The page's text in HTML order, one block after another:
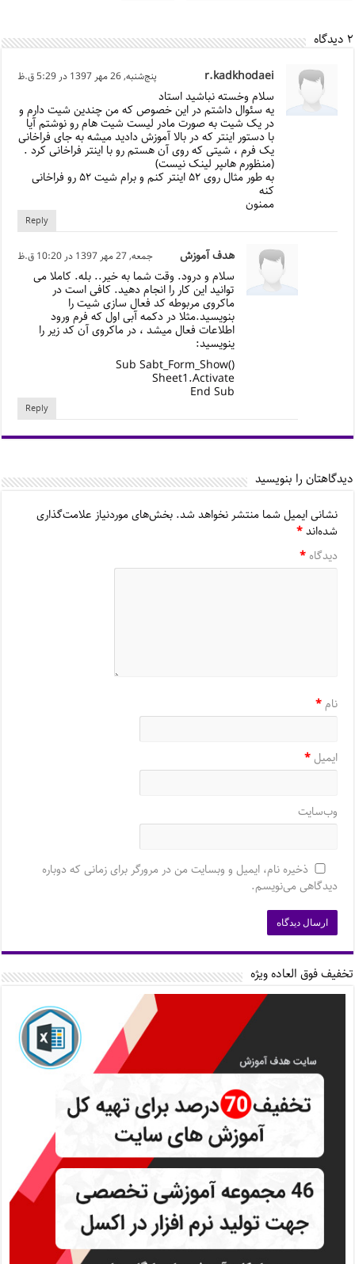
۲ دیدگاه
r.kadkhodaei پنج‌شنبه, 26 مهر 1397 در 5:29 ق.ظ
سلام وخسته نباشید استاد
یه سئوال داشتم در این خصوص که من چندین شیت دارم و
در یک شیت به صورت مادر لیست شیت هام رو نوشتم آیا
با دستور اینتر که در بالا آموزش دادید میشه به جای فراخانی
یک فرم ، شیتی که روی آن هستم رو با اینتر فراخانی کرد .
(منظورم هاىپر لینک نیست)
به طور مثال روی ۵٢ اینتر کنم و برام شیت ۵٢ رو فراخانی
کنه
ممنون
Reply
هدف آموزش جمعه, 27 مهر 1397 در 10:20 ق.ظ
سلام و درود. وقت شما به خیر.. بله. کاملا می
توانید این کار را انجام دهید. کافی است در
ماکروی مربوطه کد فعال سازی شیت را
بنویسید.مثلا در دکمه آبی اول که فرم ورود
اطلاعات فعال میشد ، در ماکروی آن کد زیر را
ینویسید:
()Sub Sabt_Form_Show
Sheet1.Activate
End Sub
Reply
دیدگاهتان را بنویسید
نشانی ایمیل شما منتشر نخواهد شد. بخش‌های موردنیاز علامت‌گذاری
شده‌اند*
دیدگاه*
نام*
ایمیل*
وب‌سایت
ذخیره نام، ایمیل و وبسایت من در مرورگر برای زمانی که دوباره
دیدگاهی می‌نویسم.
تخفیف فوق العاده ویژه